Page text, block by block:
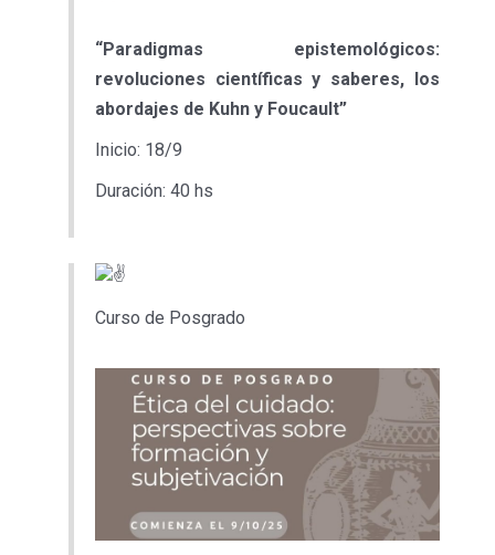
“Paradigmas epistemológicos:
revoluciones científicas y saberes, los
abordajes de Kuhn y Foucault”
Inicio: 18/9
Duración: 40 hs
Curso de Posgrado